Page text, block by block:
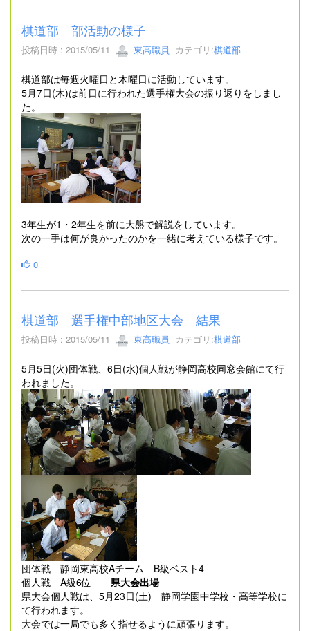
棋道部 部活動の様子
投稿日時 : 2015/05/11 東高職員 カテゴリ:棋道部
棋道部は毎週火曜日と木曜日に活動しています。
5月7日(木)は前日に行われた選手権大会の振り返りをしまし
た。
3年生が1・2年生を前に大盤で解説をしています。
次の一手は何が良かったのかを一緒に考えている様子です。
0
棋道部 選手権中部地区大会 結果
投稿日時 : 2015/05/11 東高職員 カテゴリ:棋道部
5月5日(火)団体戦、6日(水)個人戦が静岡高校同窓会館にて行
われました。
団体戦 静岡東高校Aチーム B級ベスト4
個人戦 A級6位
県大会出場
県大会個人戦は、5月23日(土) 静岡学園中学校・高等学校に
て行われます。
大会では一局でも多く指せるように頑張ります。